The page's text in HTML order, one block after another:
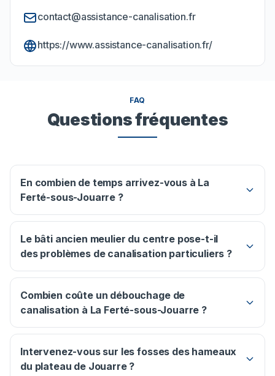
contact@assistance-canalisation.fr
https://www.assistance-canalisation.fr/
FAQ
Questions fréquentes
En combien de temps arrivez-vous à La
Ferté-sous-Jouarre ?
Le bâti ancien meulier du centre pose-t-il
des problèmes de canalisation particuliers ?
Combien coûte un débouchage de
canalisation à La Ferté-sous-Jouarre ?
Intervenez-vous sur les fosses des hameaux
du plateau de Jouarre ?